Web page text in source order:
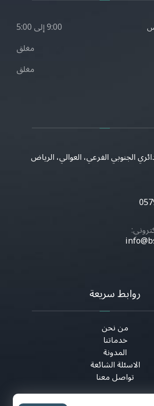
9:00 إلى 5:00
مغلق
مغلق
الجنوبي الفرعي، العوالي، الرياض
روابط سريعة
من نحن
خدماتنا
المدونة
الاسئلة الشائعة
تواصل معنا